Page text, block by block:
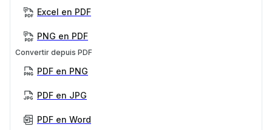
Excel en PDF
PNG en PDF
Convertir depuis PDF
PDF en PNG
PDF en JPG
PDF en Word